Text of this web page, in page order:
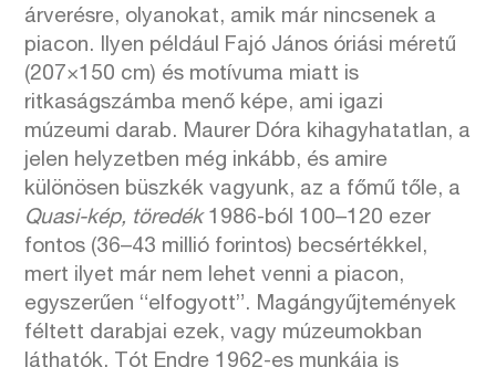
árverésre, olyanokat, amik már nincsenek a
piacon. Ilyen például Fajó János óriási méretű
(207×150 cm) és motívuma miatt is
ritkaságszámba menő képe, ami igazi
múzeumi darab. Maurer Dóra kihagyhatatlan, a
jelen helyzetben még inkább, és amire
különösen büszkék vagyunk, az a főmű tőle, a
Quasi-kép, töredék 1986-ból 100–120 ezer
fontos (36–43 millió forintos) becsértékkel,
mert ilyet már nem lehet venni a piacon,
egyszerűen “elfogyott”. Magángyűjtemények
féltett darabjai ezek, vagy múzeumokban
láthatók. Tót Endre 1962-es munkája is